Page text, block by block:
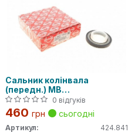
Сальник колінвала
(передн.) MB
OM601/602/611/612 (
0 відгуків
460 грн сьогодні
Артикул:
424.841